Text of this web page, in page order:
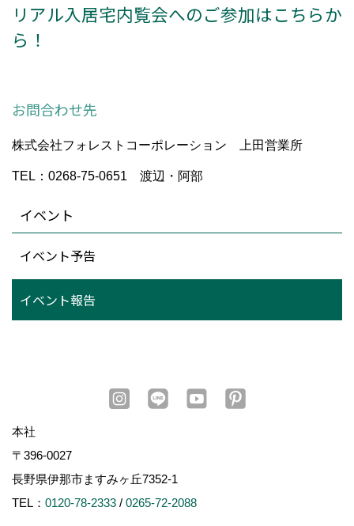
リアル入居宅内覧会へのご参加はこちらか
ら！
お問合わせ先
株式会社フォレストコーポレーション 上田営業所
TEL：0268-75-0651 渡辺・阿部
イベント
イベント予告
イベント報告
本社
〒396-0027
長野県伊那市ますみヶ丘7352-1
TEL： 0120-78-2333 / 0265-72-2088